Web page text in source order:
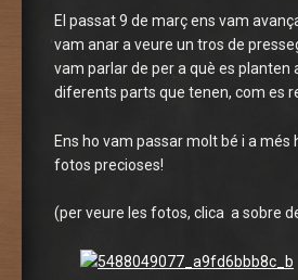
El passat 9 de març ens vam
vam anar a veure un tros de
vam parlar de per a què es planten
diferents parts que tenen, com es
Ens ho vam passar molt bé i a més
fotos precioses!
(per veure les fotos, clica a sobre